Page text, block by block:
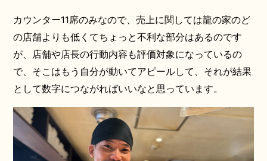
カウンター11席のみなので、売上に関しては龍の家のど
の店舗よりも低くてちょっと不利な部分はあるのです
が、店舗や店長の行動内容も評価対象になっているの
で、そこはもう自分が動いてアピールして、それが結果
として数字につながればいいなと思っています。